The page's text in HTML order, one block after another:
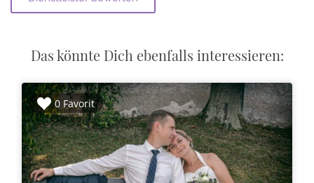
Das könnte Dich ebenfalls interessieren:
0 Favorit